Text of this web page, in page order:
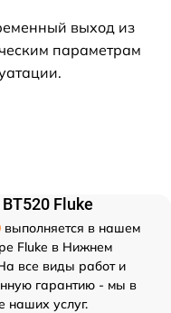
выход из
параметрам
Fluke
выполняется в нашем
Fluke в Нижнем
все виды работ и
гарантию - мы в
наших услуг.